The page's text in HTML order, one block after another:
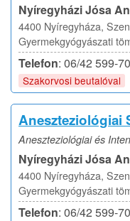
Nyíregyházi Jósa
4400 Nyíregyháza,
Gyermekgyógyászati
Telefon: 06/42 599-
Szakorvosi beutalóval
Aneszteziológiai
Aneszteziológiai és
Nyíregyházi Jósa
4400 Nyíregyháza,
Gyermekgyógyászati
Telefon: 06/42 599-